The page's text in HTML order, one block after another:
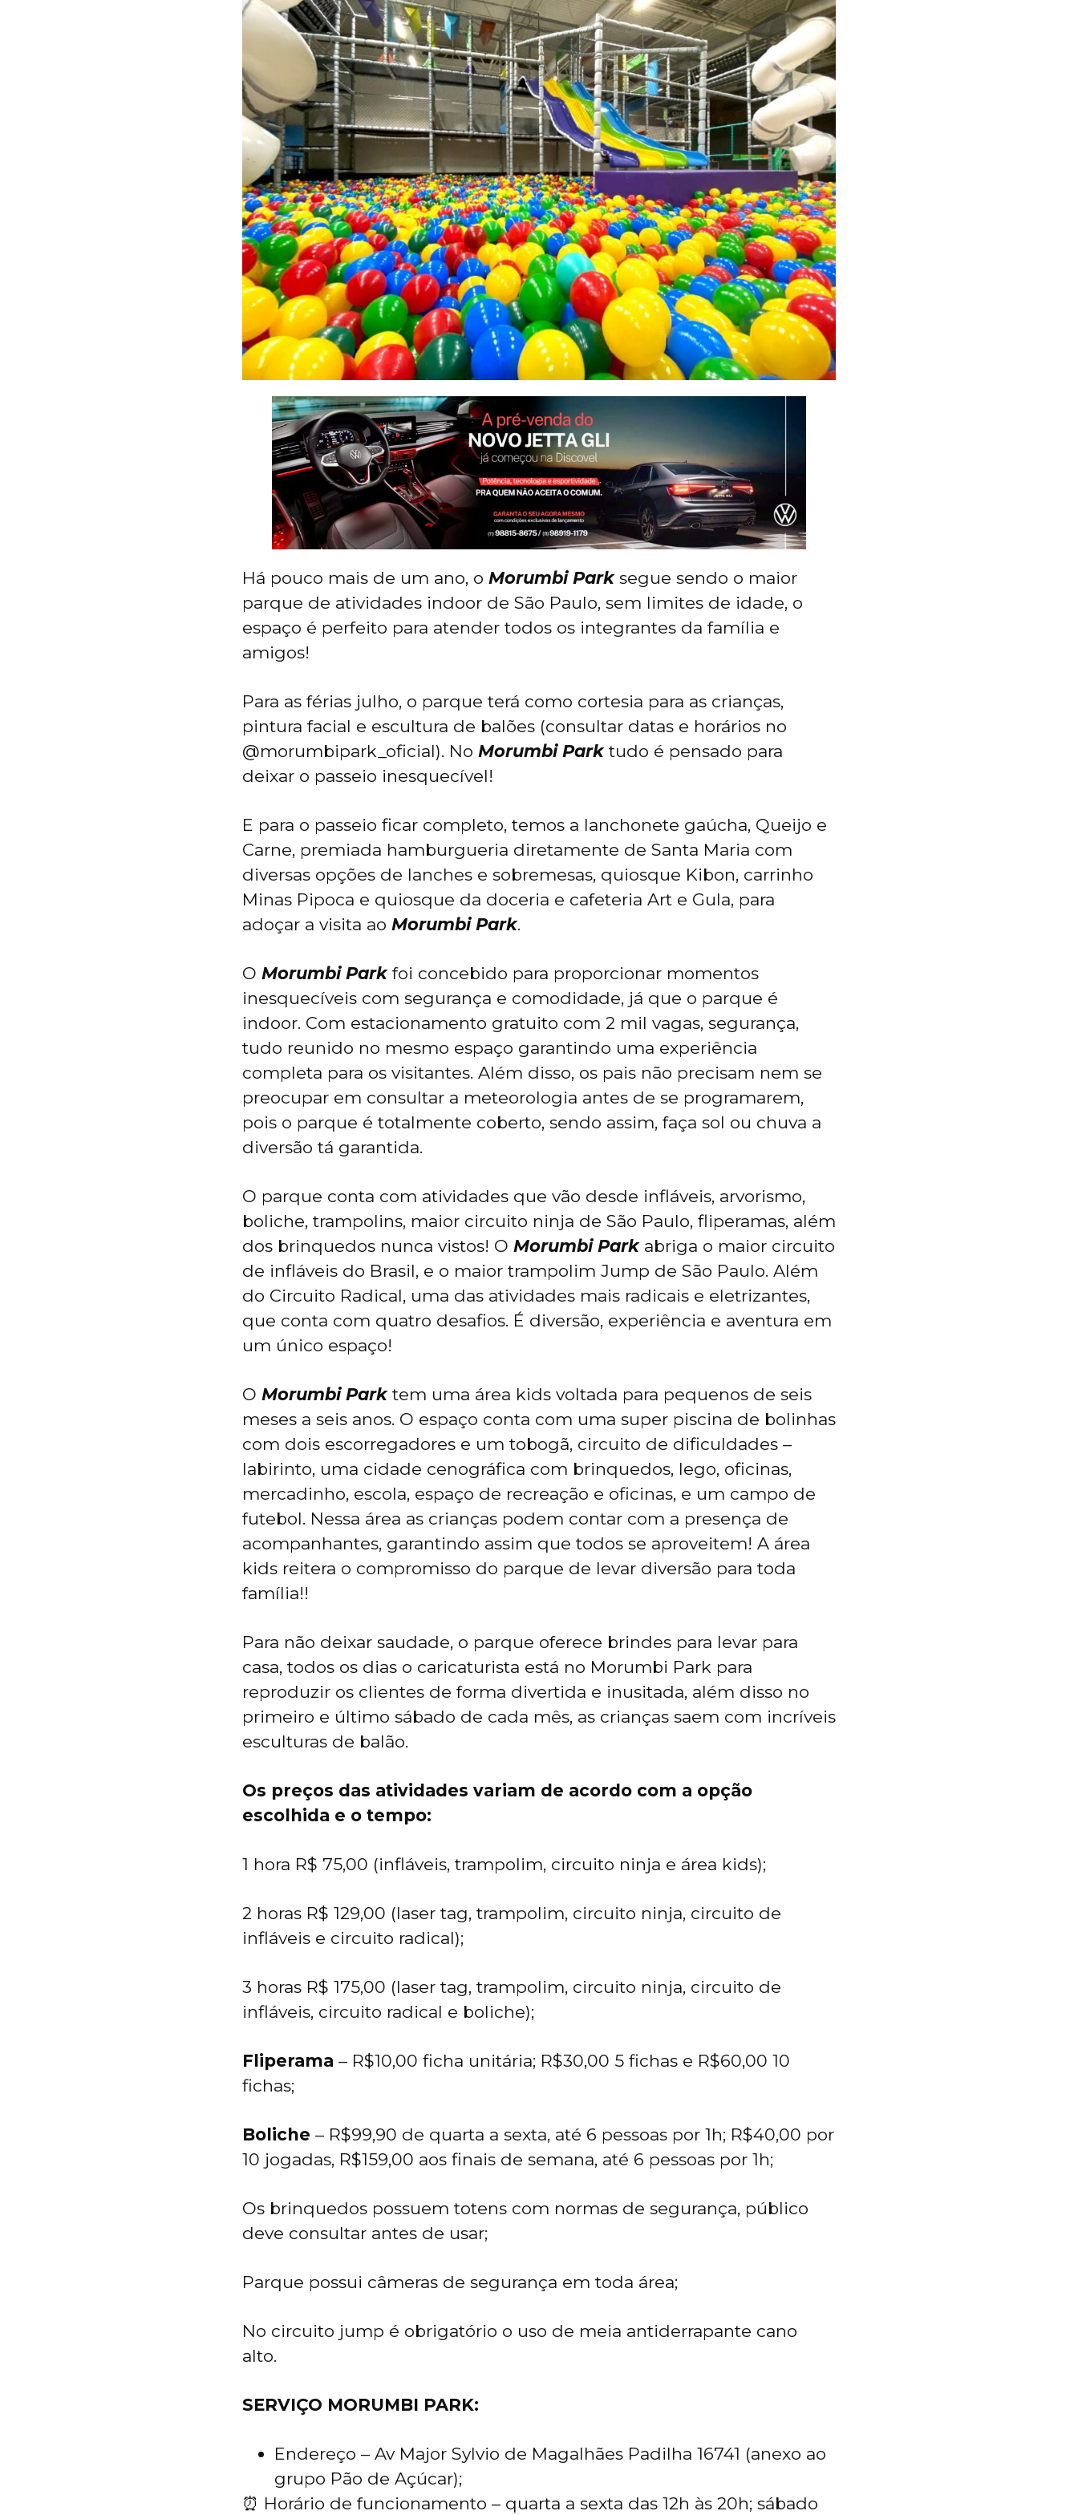
Há pouco mais de um ano, o Morumbi Parksegue sendo o maior
parque de atividades indoor de São Paulo, sem limites de idade, o
espaço é perfeito para atender todos os integrantes da família e
amigos!
Para as férias julho, o parque terá como cortesia para as crianças,
pintura facial e escultura de balões (consultar datas e horários no
@morumbipark_oficial). No Morumbi Parktudo é pensado para
deixar o passeio inesquecível!
E para o passeio ficar completo, temos a lanchonete gaúcha, Queijo e
Carne, premiada hamburgueria diretamente de Santa Maria com
diversas opções de lanches e sobremesas, quiosque Kibon, carrinho
Minas Pipoca e quiosque da doceria e cafeteria Art e Gula, para
adoçar a visita ao Morumbi Park.
O Morumbi Parkfoi concebido para proporcionar momentos
inesquecíveis com segurança e comodidade, já que o parque é
indoor. Com estacionamento gratuito com 2 mil vagas, segurança,
tudo reunido no mesmo espaço garantindo uma experiência
completa para os visitantes. Além disso, os pais não precisam nem se
preocupar em consultar a meteorologia antes de se programarem,
pois o parque é totalmente coberto, sendo assim, faça sol ou chuva a
diversão tá garantida.
O parque conta com atividades que vão desde infláveis, arvorismo,
boliche, trampolins, maior circuito ninja de São Paulo, fliperamas, além
dos brinquedos nunca vistos! O Morumbi Parkabriga o maior circuito
de infláveis do Brasil, e o maior trampolim Jump de São Paulo. Além
do Circuito Radical, uma das atividades mais radicais e eletrizantes,
que conta com quatro desafios. É diversão, experiência e aventura em
um único espaço!
O Morumbi Parktem uma área kids voltada para pequenos de seis
meses a seis anos. O espaço conta com uma super piscina de bolinhas
com dois escorregadores e um tobogã, circuito de dificuldades –
labirinto, uma cidade cenográfica com brinquedos, lego, oficinas,
mercadinho, escola, espaço de recreação e oficinas, e um campo de
futebol. Nessa área as crianças podem contar com a presença de
acompanhantes, garantindo assim que todos se aproveitem! A área
kids reitera o compromisso do parque de levar diversão para toda
família!!
Para não deixar saudade, o parque oferece brindes para levar para
casa, todos os dias o caricaturista está no Morumbi Park para
reproduzir os clientes de forma divertida e inusitada, além disso no
primeiro e último sábado de cada mês, as crianças saem com incríveis
esculturas de balão.
Os preços das atividades variam de acordo com a opção
escolhida e o tempo:
1 hora R$ 75,00 (infláveis, trampolim, circuito ninja e área kids);
2 horas R$ 129,00 (laser tag, trampolim, circuito ninja, circuito de
infláveis e circuito radical);
3 horas R$ 175,00 (laser tag, trampolim, circuito ninja, circuito de
infláveis, circuito radical e boliche);
Fliperama – R$10,00 ficha unitária; R$30,00 5 fichas e R$60,00 10
fichas;
Boliche – R$99,90 de quarta a sexta, até 6 pessoas por 1h; R$40,00 por
10 jogadas, R$159,00 aos finais de semana, até 6 pessoas por 1h;
Os brinquedos possuem totens com normas de segurança, público
deve consultar antes de usar;
Parque possui câmeras de segurança em toda área;
No circuito jump é obrigatório o uso de meia antiderrapante cano
alto.
SERVIÇO MORUMBI PARK:
Endereço – Av Major Sylvio de Magalhães Padilha 16741 (anexo ao
grupo Pão de Açúcar);
⏰ Horário de funcionamento – quarta a sexta das 12h às 20h; sábado